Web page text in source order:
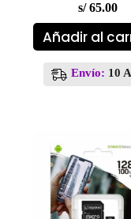
s/65.00
Añadir al
Envío: 10